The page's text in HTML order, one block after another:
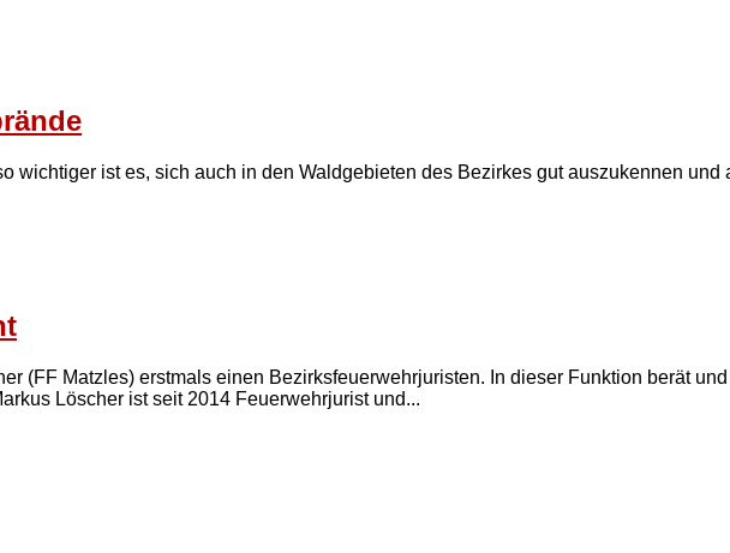
wichtiger ist es, sich auch in den Waldgebieten des Bezirkes gut auszukennen
(FF Matzles) erstmals einen Bezirksfeuerwehrjuristen. In dieser Funktion berät
Löscher ist seit 2014 Feuerwehrjurist und...